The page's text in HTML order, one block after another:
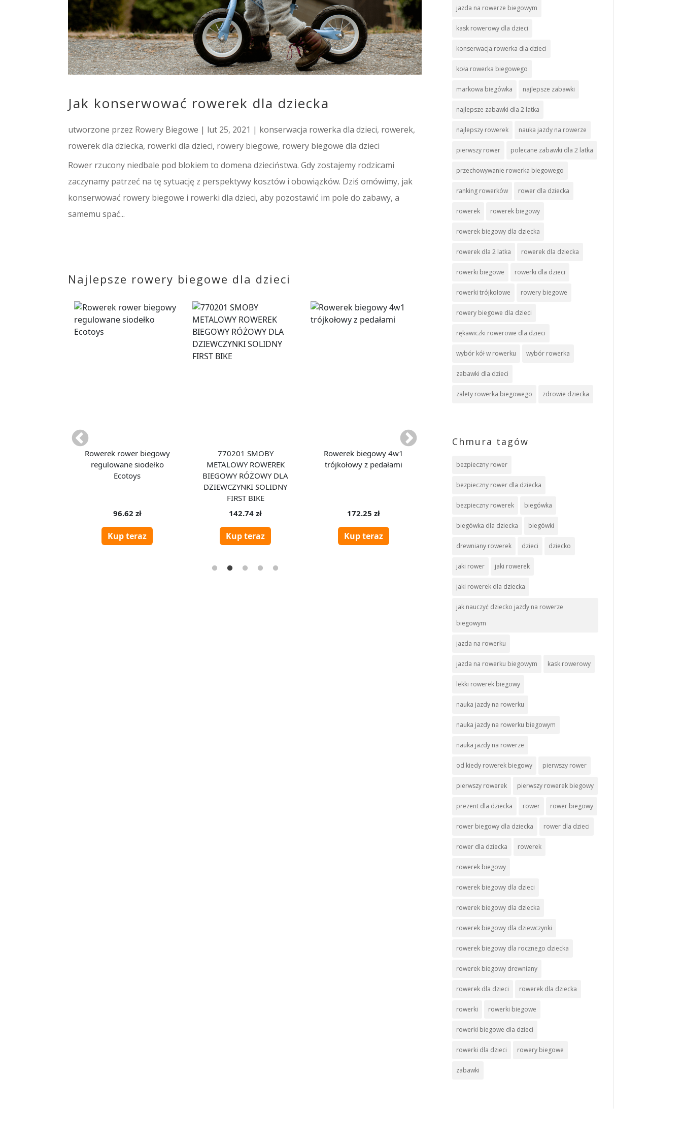
Jak konserwować rowerek dla dziecka
utworzone przez Rowery Biegowe | lut 25, 2021 | konserwacja rowerka dla dzieci, rowerek,
rowerek dla dziecka, rowerki dla dzieci, rowery biegowe, rowery biegowe dla dzieci
Rower rzucony niedbale pod blokiem to domena dzieciństwa. Gdy zostajemy rodzicami
zaczynamy patrzeć na tę sytuację z perspektywy kosztów i obowiązków. Dziś omówimy, jak
konserwować rowery biegowe i rowerki dla dzieci, aby pozostawić im pole do zabawy, a
samemu spać...
Najlepsze rowery biegowe dla dzieci
jazda na rowerze biegowym
kask rowerowy dla dzieci
konserwacja rowerka dla dzieci
koła rowerka biegowego
markowa biegówka najlepsze zabawki
najlepsze zabawki dla 2 latka
najlepszy rowerek nauka jazdy na rowerze
pierwszy rower polecane zabawki dla 2 latka
przechowywanie rowerka biegowego
ranking rowerków rower dla dziecka
rowerek rowerek biegowy
rowerek biegowy dla dziecka
rowerek dla 2 latka rowerek dla dziecka
rowerki biegowe rowerki dla dzieci
rowerki trójkołowe rowery biegowe
rowery biegowe dla dzieci
rękawiczki rowerowe dla dzieci
wybór kół w rowerku wybór rowerka
zabawki dla dzieci
zalety rowerka biegowego zdrowie dziecka
Chmura tagów
bezpieczny rower
bezpieczny rower dla dziecka
bezpieczny rowerek biegówka
biegówka dla dziecka biegówki
drewniany rowerek dzieci dziecko
jaki rower jaki rowerek
jaki rowerek dla dziecka
jak nauczyć dziecko jazdy na rowerze
biegowym
jazda na rowerku
jazda na rowerku biegowym kask rowerowy
lekki rowerek biegowy
nauka jazdy na rowerku
nauka jazdy na rowerku biegowym
nauka jazdy na rowerze
od kiedy rowerek biegowy pierwszy rower
pierwszy rowerek pierwszy rowerek biegowy
prezent dla dziecka rower rower biegowy
rower biegowy dla dziecka rower dla dzieci
rower dla dziecka rowerek
rowerek biegowy
rowerek biegowy dla dzieci
rowerek biegowy dla dziecka
rowerek biegowy dla dziewczynki
rowerek biegowy dla rocznego dziecka
rowerek biegowy drewniany
rowerek dla dzieci rowerek dla dziecka
rowerki rowerki biegowe
rowerki biegowe dla dzieci
rowerki dla dzieci rowery biegowe
zabawki